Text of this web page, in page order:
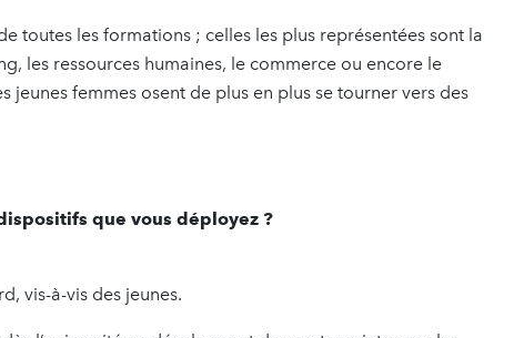
toutes les formations ; celles les plus représentées sont la
les ressources humaines, le commerce ou encore le
jeunes femmes osent de plus en plus se tourner vers des
que vous déployez ?
vis-à-vis des jeunes.